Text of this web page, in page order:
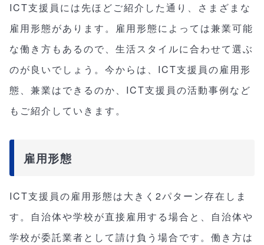
ICT支援員には先ほどご紹介した通り、さまざまな
雇用形態があります。雇用形態によっては兼業可能
な働き方もあるので、生活スタイルに合わせて選ぶ
のが良いでしょう。今からは、ICT支援員の雇用形
態、兼業はできるのか、ICT支援員の活動事例など
もご紹介していきます。
雇用形態
ICT支援員の雇用形態は大きく2パターン存在しま
す。自治体や学校が直接雇用する場合と、自治体や
学校が委託業者として請け負う場合です。働き方は